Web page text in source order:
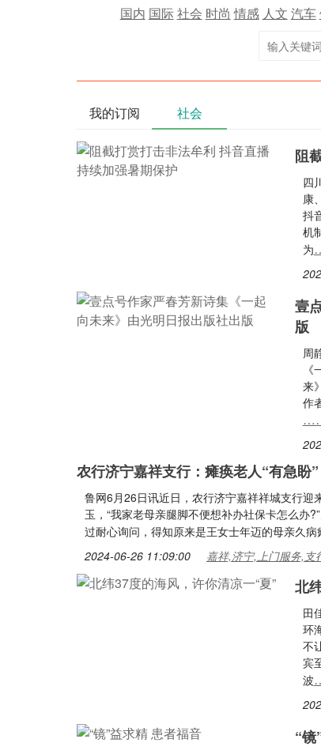
国内 国际社会 时尚 情感 人文 汽车
我的订阅 社会
阻
四
康
抖
机
为
壹
版
周
来
作
农行济宁嘉祥支行：瘫痪老人“有急盼
鲁网6月26日讯近日，农行济宁嘉祥祥城支行
玉，“我家老母亲腿脚不便想补办社保卡怎么办
过耐心询问，得知原来是王女士年迈的母亲久病
2024-06-26 11:09:00 嘉祥,济宁,上门服务,支
北
田
环
不
宾
波
“